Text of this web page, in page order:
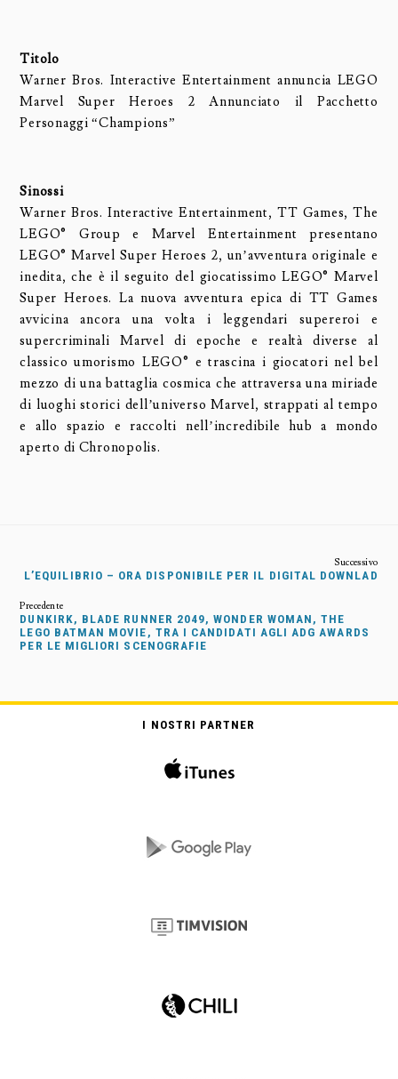
Titolo
Warner Bros. Interactive Entertainment annuncia LEGO
Marvel Super Heroes 2 Annunciato il Pacchetto
Personaggi “Champions”
Sinossi
Warner Bros. Interactive Entertainment, TT Games, The
LEGO® Group e Marvel Entertainment presentano
LEGO® Marvel Super Heroes 2, un’avventura originale e
inedita, che è il seguito del giocatissimo LEGO® Marvel
Super Heroes. La nuova avventura epica di TT Games
avvicina ancora una volta i leggendari supereroi e
supercriminali Marvel di epoche e realtà diverse al
classico umorismo LEGO® e trascina i giocatori nel bel
mezzo di una battaglia cosmica che attraversa una miriade
di luoghi storici dell’universo Marvel, strappati al tempo
e allo spazio e raccolti nell’incredibile hub a mondo
aperto di Chronopolis.
L’EQUILIBRIO – ORA DISPONIBILE PER IL DIGITAL DOWNLAD
DUNKIRK, BLADE RUNNER 2049, WONDER WOMAN, THE
LEGO BATMAN MOVIE, TRA I CANDIDATI AGLI ADG AWARDS
PER LE MIGLIORI SCENOGRAFIE
I NOSTRI PARTNER